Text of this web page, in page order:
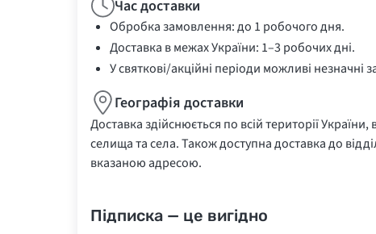
Час доставки
Обробка замовлення: до 1 робочого дня.
Доставка в межах України: 1–3 робочих дні.
У святкові/акційні періоди можливі незначні
Географія доставки
Доставка здійснюється по всій території
селища та села. Також доступна доставка до
вказаною адресою.
Підписка — це вигідно